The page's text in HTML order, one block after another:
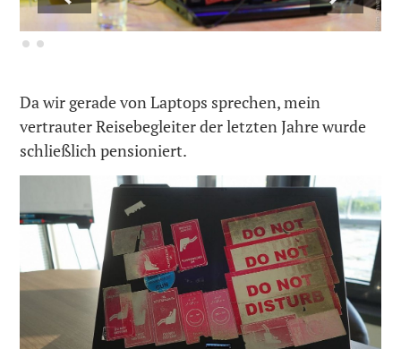
Da wir gerade von Laptops sprechen, mein
vertrauter Reisebegleiter der letzten Jahre wurde
schließlich pensioniert.